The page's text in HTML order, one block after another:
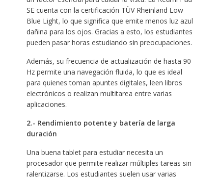
SE cuenta con la certificación TÜV Rheinland Low
Blue Light, lo que significa que emite menos luz azul
dañina para los ojos. Gracias a esto, los estudiantes
pueden pasar horas estudiando sin preocupaciones.
Además, su frecuencia de actualización de hasta 90
Hz permite una navegación fluida, lo que es ideal
para quienes toman apuntes digitales, leen libros
electrónicos o realizan multitarea entre varias
aplicaciones.
2.- Rendimiento potente y batería de larga
duración
Una buena tablet para estudiar necesita un
procesador que permite realizar múltiples tareas sin
ralentizarse. Los estudiantes suelen usar varias